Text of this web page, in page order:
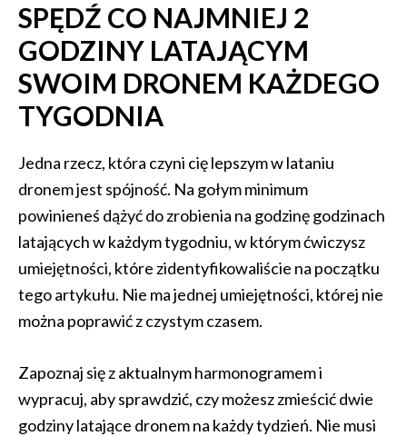
SPĘDŹ CO NAJMNIEJ 2
GODZINY LATAJĄCYM
SWOIM DRONEM KAŻDEGO
TYGODNIA
Jedna rzecz, która czyni cię lepszym w lataniu
dronem jest spójność. Na gołym minimum
powinieneś dążyć do zrobienia na godzinę godzinach
latających w każdym tygodniu, w którym ćwiczysz
umiejętności, które zidentyfikowaliście na początku
tego artykułu. Nie ma jednej umiejętności, której nie
można poprawić z czystym czasem.
Zapoznaj się z aktualnym harmonogramem i
wypracuj, aby sprawdzić, czy możesz zmieścić dwie
godziny latające dronem na każdy tydzień. Nie musi